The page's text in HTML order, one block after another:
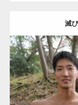
滅
Category:公園のマッ
【
ラ